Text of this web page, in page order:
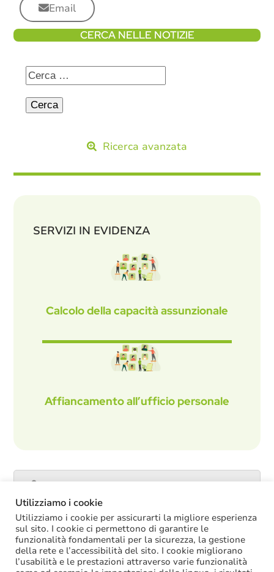
Email
CERCA NELLE NOTIZIE
Ricerca avanzata
SERVIZI IN EVIDENZA
Calcolo della capacità assunzionale
Affiancamento all’ufficio personale
ULTIME NOTIZIE
Utilizziamo i cookie
Utilizziamo i cookie per assicurarti la migliore esperienza
sul sito. I cookie ci permettono di garantire le
funzionalità fondamentali per la sicurezza, la gestione
della rete e l’accessibilità del sito. I cookie migliorano
l’usabilità e le prestazioni attraverso varie funzionalità